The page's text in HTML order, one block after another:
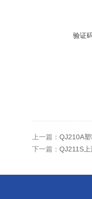
验证
上一篇： QJ210A
下一篇： QJ211S